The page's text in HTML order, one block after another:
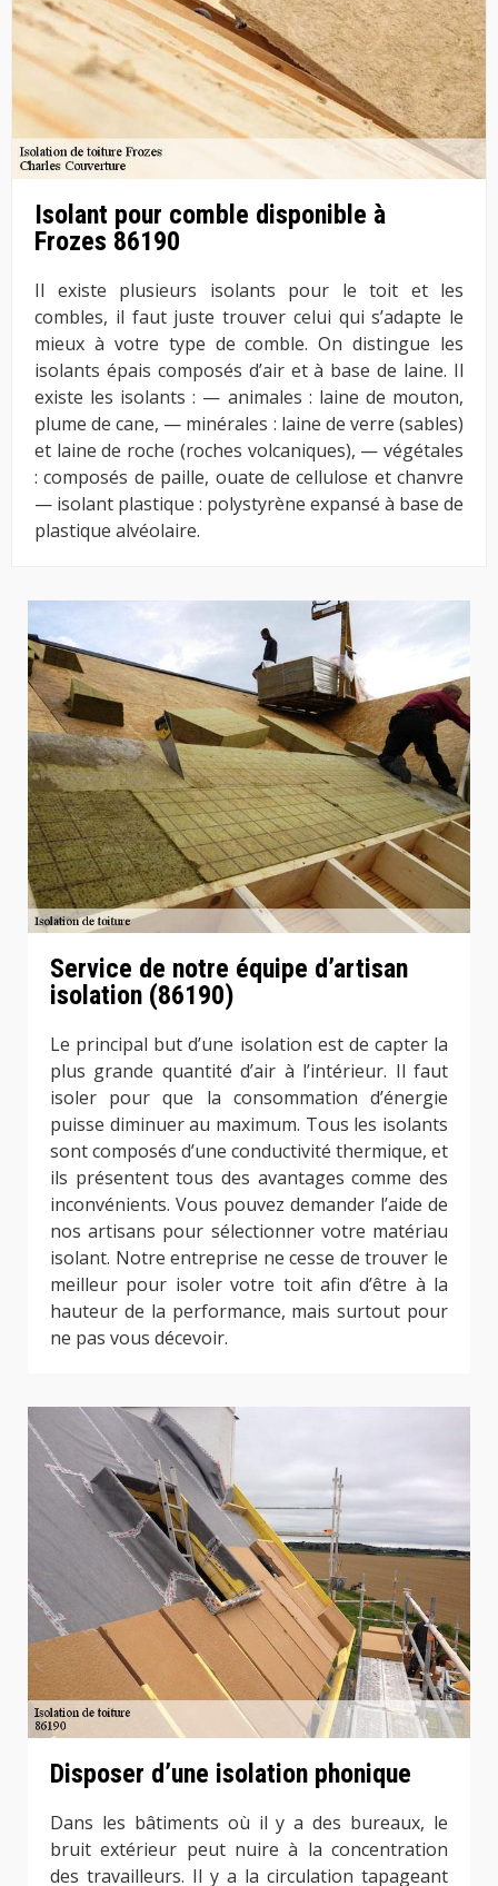
Isolant pour comble disponible à
Frozes 86190
Il existe plusieurs isolants pour le toit et les
combles, il faut juste trouver celui qui s’adapte le
mieux à votre type de comble. On distingue les
isolants épais composés d’air et à base de laine. Il
existe les isolants : — animales : laine de mouton,
plume de cane, — minérales : laine de verre (sables)
et laine de roche (roches volcaniques), — végétales
: composés de paille, ouate de cellulose et chanvre
— isolant plastique : polystyrène expansé à base de
plastique alvéolaire.
Service de notre équipe d’artisan
isolation (86190)
Le principal but d’une isolation est de capter la
plus grande quantité d’air à l’intérieur. Il faut
isoler pour que la consommation d’énergie
puisse diminuer au maximum. Tous les isolants
sont composés d’une conductivité thermique, et
ils présentent tous des avantages comme des
inconvénients. Vous pouvez demander l’aide de
nos artisans pour sélectionner votre matériau
isolant. Notre entreprise ne cesse de trouver le
meilleur pour isoler votre toit afin d’être à la
hauteur de la performance, mais surtout pour
ne pas vous décevoir.
Disposer d’une isolation phonique
Dans les bâtiments où il y a des bureaux, le
bruit extérieur peut nuire à la concentration
des travailleurs. Il y a la circulation tapageant